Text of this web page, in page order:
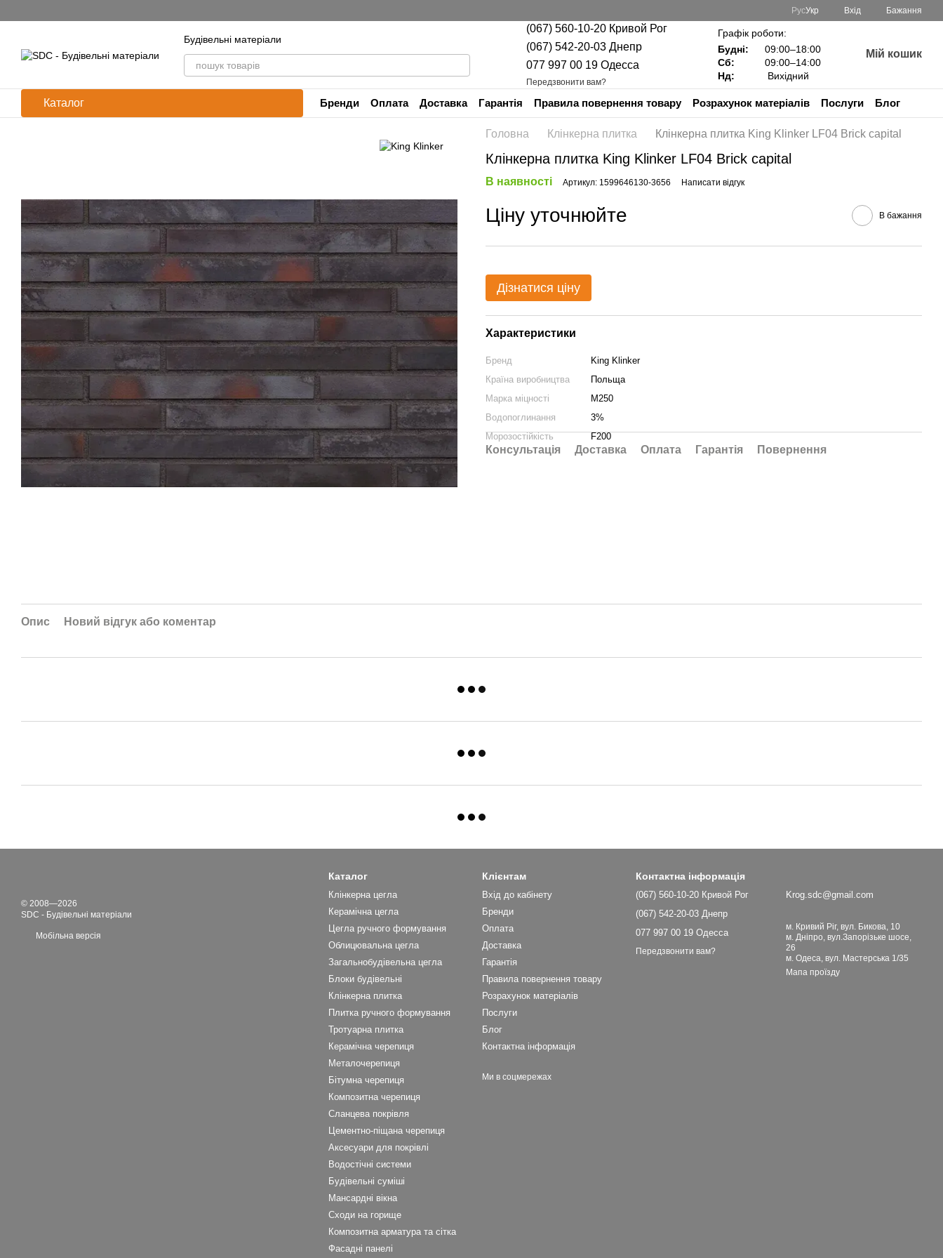
РусУкр Вхід Бажання
Будівельні матеріали
(067) 560-10-20 Кривой Рог
(067) 542-20-03 Днепр
077 997 00 19 Одесса
Передзвонити вам?
Графік роботи:
Будні:
09:00–18:00
Сб:
09:00–14:00
Нд:
Вихідний
Мій кошик
Каталог Бренди Оплата Доставка Гарантія Правила повернення товару Розрахунок матеріалів Послуги
Блог
Контактна інформація
Головна
Клінкерна плитка Клінкерна плитка King Klinker LF04 Brick capital
Клінкерна плитка King Klinker LF04 Brick capital
В наявності Артикул: 1599646130-3656 Написати відгук
Ціну уточнюйте В бажання
Дізнатися ціну
Характеристики
Бренд
King Klinker
Країна виробництва
Польща
Марка міцності
M250
Водопоглинання
3%
Морозостійкість
F200
Консультація Доставка Оплата Гарантія Повернення
Опис Новий відгук або коментар
© 2008—2026
SDC - Будівельні матеріали
Мобільна версія
Каталог
Клінкерна цегла
Керамічна цегла
Цегла ручного формування
Облицювальна цегла
Загальнобудівельна цегла
Блоки будівельні
Клінкерна плитка
Плитка ручного формування
Тротуарна плитка
Керамічна черепиця
Металочерепиця
Бітумна черепиця
Композитна черепиця
Cланцева покрівля
Цементно-піщана черепиця
Аксесуари для покрівлі
Водостічні системи
Будівельні суміші
Мансардні вікна
Сходи на горище
Композитна арматура та сітка
Фасадні панелі
Клієнтам
Вхід до кабінету
Бренди
Оплата
Доставка
Гарантія
Правила повернення товару
Розрахунок матеріалів
Послуги
Блог
Контактна інформація
Ми в соцмережах
Контактна інформація
(067) 560-10-20 Кривой Рог
(067) 542-20-03 Днепр
077 997 00 19 Одесса
Передзвонити вам?
Krog.sdc@gmail.com
м. Кривий Ріг, вул. Бикова, 10
м. Дніпро, вул.Запорізьке шосе,
26
м. Одеса, вул. Мастерська 1/35
Мапа проїзду